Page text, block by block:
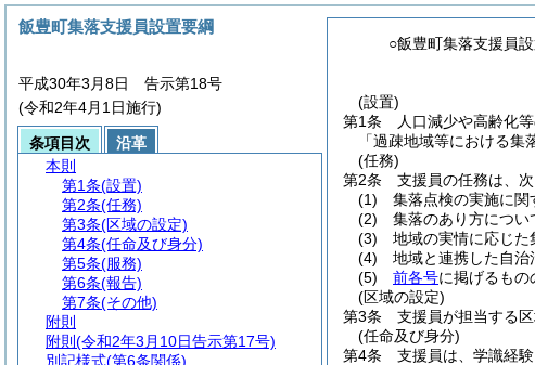
○飯豊町集落支援員
(設置)
第1条
人口減少や高齢化
「過疎地域等における集
(任務)
第2条
支援員の任務は、
(1)
集落点検の実施に関
(2)
集落のあり方につい
(3)
地域の実情に応じた
(4)
地域と連携した自治
(5)
前各号に掲げるもの
(区域の設定)
第3条
支援員が担当する
(任命及び身分)
第4条
支援員は、学識経
飯豊町集落支援員設置要綱
平成30年3月8日 告示第18号
(令和2年4月1日施行)
条項目次
沿革
本則
第1条(設置)
第2条(任務)
第3条(区域の設定)
第4条(任命及び身分)
第5条(服務)
第6条(報告)
第7条(その他)
附則
附則 (令和2年3月10日告示第17号)
別記様式(第6条関係)